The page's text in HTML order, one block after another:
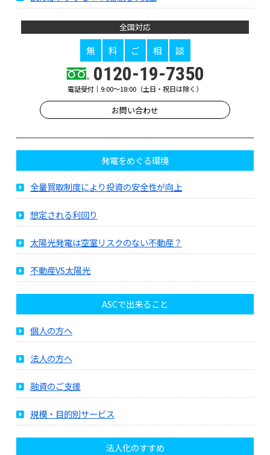
全国対応
無 料 ご 相 談
0120-19-7350
電話受付｜9:00～18:00（土日・祝日は除く）
お問い合わせ
発電をめぐる環境
全量買取制度により投資の安全性が向上
想定される利回り
太陽光発電は空室リスクのない不動産？
不動産VS太陽光
ASCで出来ること
個人の方へ
法人の方へ
融資のご支援
規模・目的別サービス
法人化のすすめ